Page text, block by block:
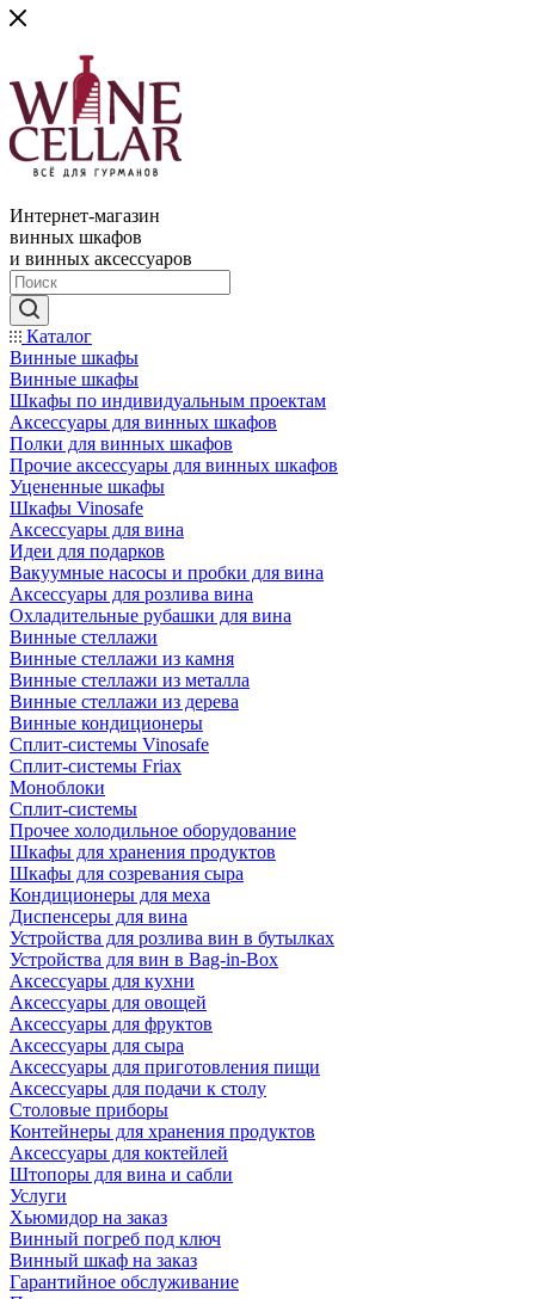
Интернет-магазин
винных шкафов
и винных аксессуаров
Каталог
Винные шкафы
Винные шкафы
Шкафы по индивидуальным проектам
Аксессуары для винных шкафов
Полки для винных шкафов
Прочие аксессуары для винных шкафов
Уцененные шкафы
Шкафы Vinosafe
Аксессуары для вина
Идеи для подарков
Вакуумные насосы и пробки для вина
Аксессуары для розлива вина
Охладительные рубашки для вина
Винные стеллажи
Винные стеллажи из камня
Винные стеллажи из металла
Винные стеллажи из дерева
Винные кондиционеры
Сплит-системы Vinosafe
Сплит-системы Friax
Моноблоки
Сплит-системы
Прочее холодильное оборудование
Шкафы для хранения продуктов
Шкафы для созревания сыра
Кондиционеры для меха
Диспенсеры для вина
Устройства для розлива вин в бутылках
Устройства для вин в Bag-in-Box
Аксессуары для кухни
Аксессуары для овощей
Аксессуары для фруктов
Аксессуары для сыра
Аксессуары для приготовления пищи
Аксессуары для подачи к столу
Столовые приборы
Контейнеры для хранения продуктов
Аксессуары для коктейлей
Штопоры для вина и сабли
Услуги
Хьюмидор на заказ
Винный погреб под ключ
Винный шкаф на заказ
Гарантийное обслуживание